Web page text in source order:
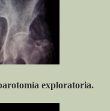
exploratoria.